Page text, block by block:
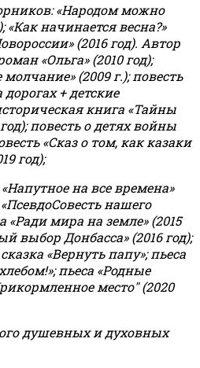
«Народом можно
«Как начинается весна?»
(2016 год). Автор
«Ольга» (2010 год);
(2009 г.); повесть
+ детские
книга «Тайны
повесть о детях войны
«Сказ о том, как казаки
год);
на все времена»
нашего
«Ради мира на земле» (2015
выбор Донбасса» (2016 год);
«Вернуть папу»; пьеса
;пьеса «Родные
место" (2020
душевных и духовных